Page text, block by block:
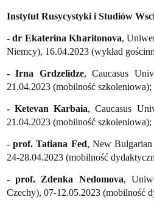
Instytut Rusycystyki i Studiów
- dr Ekaterina Kharitonova,
Niemcy), 16.04.2023 (wykład
- Irna Grdzelidze, Caucasus
21.04.2023 (mobilność szkoleniowa);
- Ketevan Karbaia, Caucasus
21.04.2023 (mobilność szkoleniowa);
- prof. Tatiana Fed, New
24-28.04.2023 (mobilność
- prof. Zdenka Nedomova,
Czechy), 07-12.05.2023 (mobilność